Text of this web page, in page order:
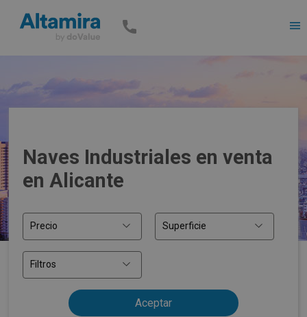
Naves Industriales en venta
en Alicante
Precio Superficie
Filtros